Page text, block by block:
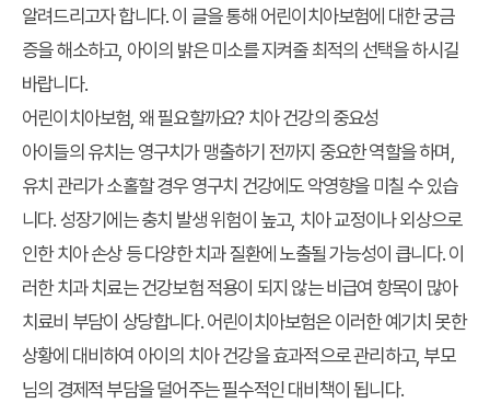
알려드리고자 합니다. 이 글을 통해 어린이치아보험에 대한 궁금
증을 해소하고, 아이의 밝은 미소를 지켜줄 최적의 선택을 하시길
바랍니다.
어린이치아보험, 왜 필요할까요? 치아 건강의 중요성
아이들의 유치는 영구치가 맹출하기 전까지 중요한 역할을 하며,
유치 관리가 소홀할 경우 영구치 건강에도 악영향을 미칠 수 있습
니다. 성장기에는 충치 발생 위험이 높고, 치아 교정이나 외상으로
인한 치아 손상 등 다양한 치과 질환에 노출될 가능성이 큽니다. 이
러한 치과 치료는 건강보험 적용이 되지 않는 비급여 항목이 많아
치료비 부담이 상당합니다. 어린이치아보험은 이러한 예기치 못한
상황에 대비하여 아이의 치아 건강을 효과적으로 관리하고, 부모
님의 경제적 부담을 덜어주는 필수적인 대비책이 됩니다.